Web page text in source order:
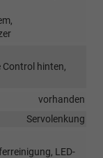
Control hinten,
vorhanden
Servolenkung
LED-